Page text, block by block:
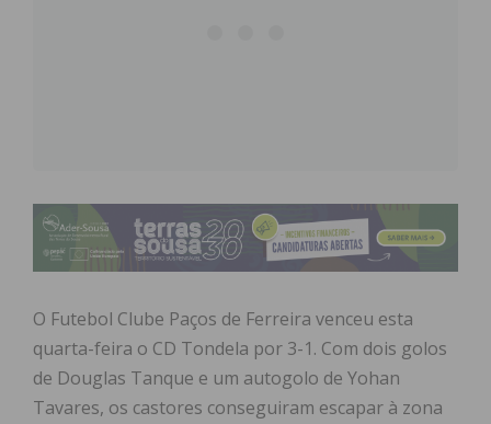
O Futebol Clube Paços de Ferreira venceu esta
quarta-feira o CD Tondela por 3-1. Com dois golos
de Douglas Tanque e um autogolo de Yohan
Tavares, os castores conseguiram escapar à zona